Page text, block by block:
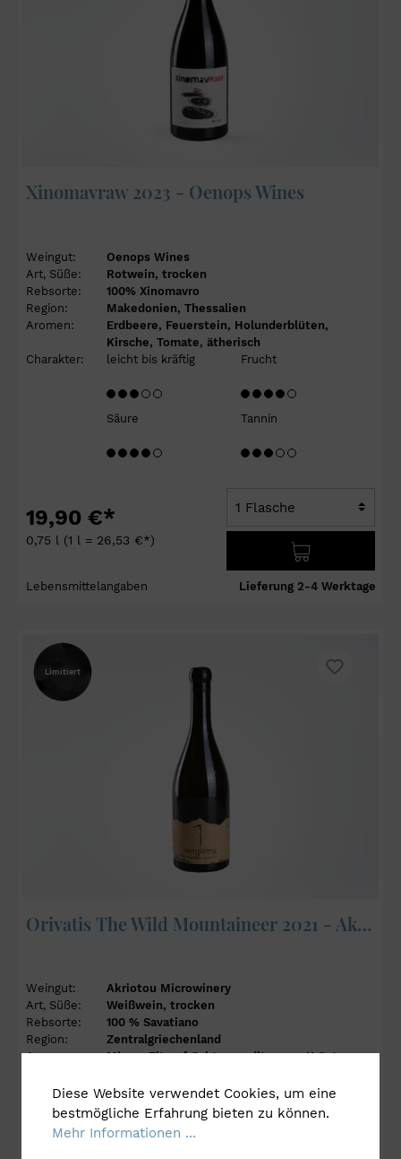
Xinomavraw 2023 - Oenops Wines
Weingut:
Oenops Wines
Art, Süße:
Rotwein, trocken
Rebsorte:
100% Xinomavro
Region:
Makedonien, Thessalien
Aromen:
Erdbeere, Feuerstein, Holunderblüten,
Kirsche, Tomate, ätherisch
Charakter:
leicht bis kräftig Frucht
Säure Tannin
19,90 €*
0,75 l (1 l = 26,53 €*)
Lebensmittelangaben Lieferung 2-4 Werktage
Limitiert
Orivatis The Wild Mountaineer 2021 - Akriotou Microwinery
Weingut:
Akriotou Microwinery
Art, Süße:
Weißwein, trocken
Rebsorte:
100 % Savatiano
Region:
Zentralgriechenland
Aromen:
Minze, Zitrusfrüchte, mediterrane Kräuter,
Charakter:
leicht bis kräftig Frucht
Diese Website verwendet Cookies, um eine
bestmögliche Erfahrung bieten zu können.
Mehr Informationen ...